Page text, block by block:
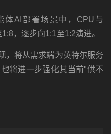
体AI部署场景中，CPU与
，逐步向1:1至1:2演进。
，将从需求端为英特尔服务
将进一步强化其当前"供不